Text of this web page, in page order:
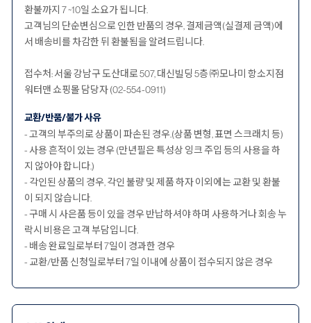
환불까지 7 ~10일 소요가 됩니다.
고객님의 단순변심으로 인한 반품의 경우, 결제금액(실결제 금액)에
서 배송비를 차감한 뒤 환불됨을 알려드립니다.
접수처: 서울 강남구 도산대로 507, 대신빌딩 5층 ㈜모나미 항소지점
워터맨 쇼핑몰 담당자 (02-554-0911)
교환/반품/불가 사유
- 고객의 부주의로 상품이 파손된 경우.(상품 변형, 표면 스크래치 등)
- 사용 흔적이 있는 경우 (만년필은 특성상 잉크 주입 등의 사용을 하
지 않아야 합니다.)
- 각인된 상품의 경우, 각인 불량 및 제품 하자 이외에는 교환 및 환불
이 되지 않습니다.
- 구매 시 사은품 등이 있을 경우 반납하셔야 하며 사용하거나 회송 누
락시 비용은 고객 부담입니다.
- 배송 완료일로부터 7일이 경과한 경우
- 교환/반품 신청일로부터 7일 이내에 상품이 접수되지 않은 경우